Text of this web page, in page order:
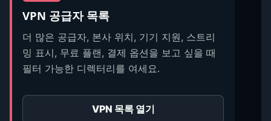
VPN 공급자 목록
더 많은 공급자, 본사 위치, 기기 지원, 스트리
밍 표시, 무료 플랜, 결제 옵션을 보고 싶을 때
필터 가능한 디렉터리를 여세요.
VPN 목록 열기